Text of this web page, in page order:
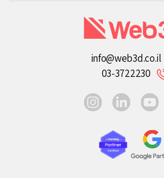
info@web3d.co.il
03-3722230
facebook
youtube
linkedin